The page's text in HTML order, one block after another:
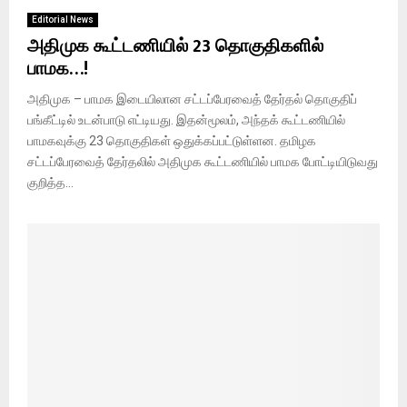
Editorial News
அதிமுக கூட்டணியில் 23 தொகுதிகளில்
பாமக…!
அதிமுக – பாமக இடையிலான சட்டப்பேரவைத் தேர்தல் தொகுதிப்
பங்கீட்டில் உடன்பாடு எட்டியது. இதன்மூலம், அந்தக் கூட்டணியில்
பாமகவுக்கு 23 தொகுதிகள் ஒதுக்கப்பட்டுள்ளன. தமிழக
சட்டப்பேரவைத் தேர்தலில் அதிமுக கூட்டணியில் பாமக போட்டியிடுவது
குறித்த...